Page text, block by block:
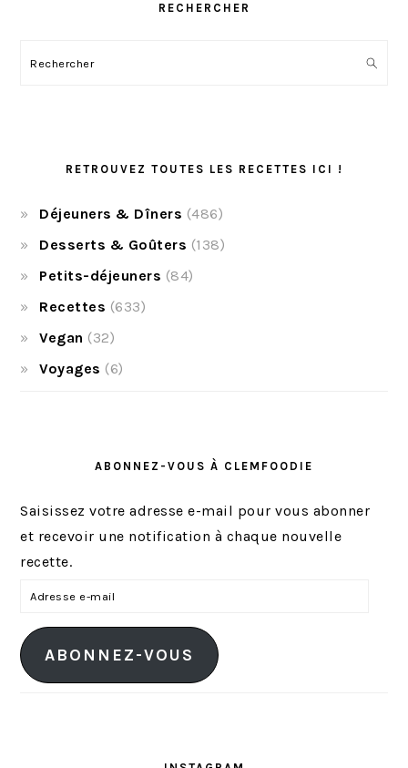
RECHERCHER
Rechercher
RETROUVEZ TOUTES LES RECETTES ICI !
Déjeuners & Dîners (486)
Desserts & Goûters (138)
Petits-déjeuners (84)
Recettes (633)
Vegan (32)
Voyages (6)
ABONNEZ-VOUS À CLEMFOODIE
Saisissez votre adresse e-mail pour vous abonner
et recevoir une notification à chaque nouvelle
recette.
r
e
ABONNEZ-VOUS